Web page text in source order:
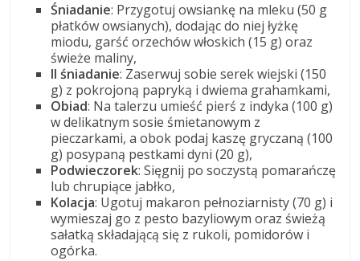
Śniadanie: Przygotuj owsiankę na mleku (50 g
płatków owsianych), dodając do niej łyżkę
miodu, garść orzechów włoskich (15 g) oraz
świeże maliny,
II śniadanie: Zaserwuj sobie serek wiejski (150
g) z pokrojoną papryką i dwiema grahamkami,
Obiad: Na talerzu umieść pierś z indyka (100 g)
w delikatnym sosie śmietanowym z
pieczarkami, a obok podaj kaszę gryczaną (100
g) posypaną pestkami dyni (20 g),
Podwieczorek: Sięgnij po soczystą pomarańczę
lub chrupiące jabłko,
Kolacja: Ugotuj makaron pełnoziarnisty (70 g) i
wymieszaj go z pesto bazyliowym oraz świeżą
sałatką składającą się z rukoli, pomidorów i
ogórka.